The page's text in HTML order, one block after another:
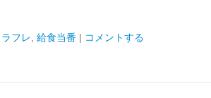
フレ 給食当番 | コメントする